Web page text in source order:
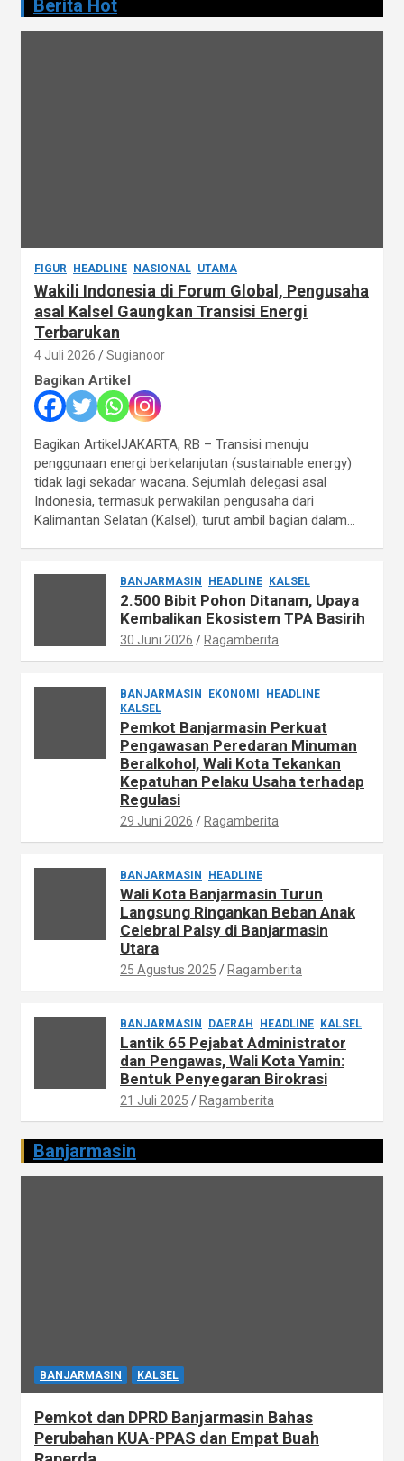
Berita Hot
FIGUR HEADLINE NASIONAL UTAMA
Wakili Indonesia di Forum Global, Pengusaha
asal Kalsel Gaungkan Transisi Energi
Terbarukan
4 Juli 2026 Sugianoor
Bagikan Artikel
Bagikan ArtikelJAKARTA, RB – Transisi menuju
penggunaan energi berkelanjutan (sustainable energy)
tidak lagi sekadar wacana. Sejumlah delegasi asal
Indonesia, termasuk perwakilan pengusaha dari
Kalimantan Selatan (Kalsel), turut ambil bagian dalam…
BANJARMASIN HEADLINE KALSEL
2.500 Bibit Pohon Ditanam, Upaya
Kembalikan Ekosistem TPA Basirih
30 Juni 2026 Ragamberita
BANJARMASIN EKONOMI
HEADLINE
KALSEL
Pemkot Banjarmasin Perkuat
Pengawasan Peredaran Minuman
Beralkohol, Wali Kota Tekankan
Kepatuhan Pelaku Usaha terhadap
Regulasi
29 Juni 2026 Ragamberita
BANJARMASIN HEADLINE
Wali Kota Banjarmasin Turun
Langsung Ringankan Beban Anak
Celebral Palsy di Banjarmasin
Utara
25 Agustus 2025 Ragamberita
BANJARMASIN DAERAH HEADLINE KALSEL
Lantik 65 Pejabat Administrator
dan Pengawas, Wali Kota Yamin:
Bentuk Penyegaran Birokrasi
21 Juli 2025 Ragamberita
Banjarmasin
BANJARMASIN KALSEL
Pemkot dan DPRD Banjarmasin Bahas
Perubahan KUA-PPAS dan Empat Buah